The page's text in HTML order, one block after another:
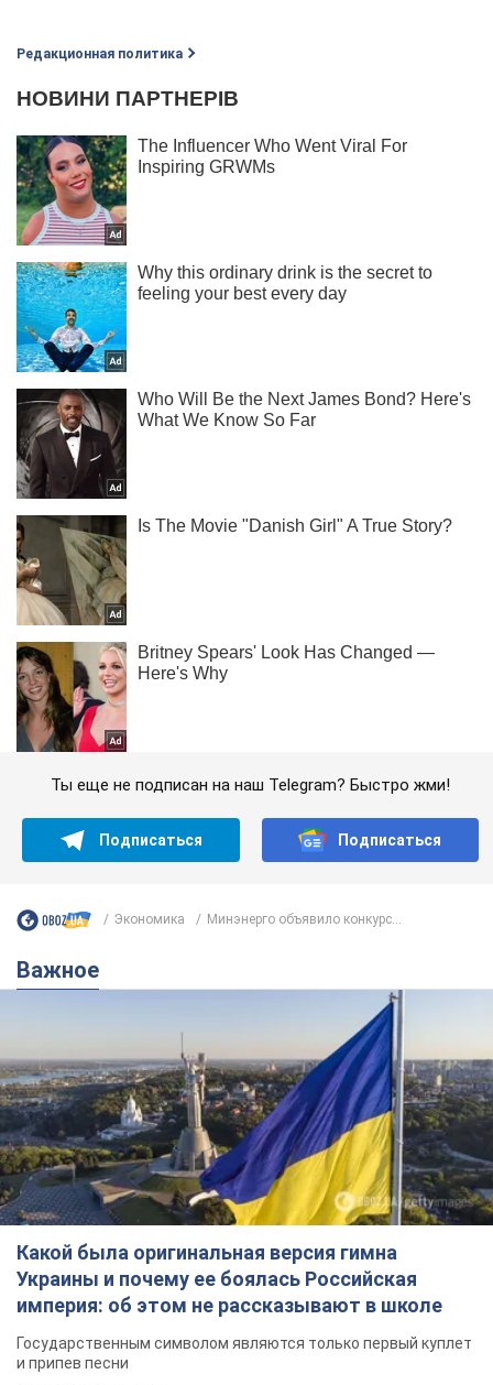
Редакционная политика
Ты еще не подписан на наш Telegram? Быстро жми!
Подписаться Подписаться
Экономика Минэнерго объявило конкурс...
Важное
Какой была оригинальная версия гимна
Украины и почему ее боялась Российская
империя: об этом не рассказывают в школе
Государственным символом являются только первый куплет
и припев песни